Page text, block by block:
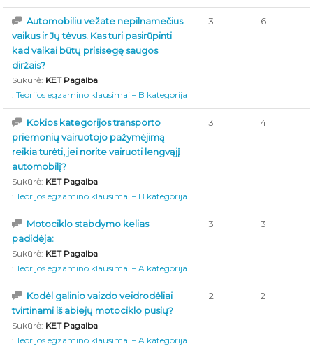
Automobiliu vežate nepilnamečius
vaikus ir Jų tėvus. Kas turi pasirūpinti
kad vaikai būtų prisisegę saugos
diržais?
Sukūrė: KET Pagalba
:Teorijos egzamino klausimai – B kategorija
3 6
Kokios kategorijos transporto
priemonių vairuotojo pažymėjimą
reikia turėti, jei norite vairuoti lengvąjį
automobilį?
Sukūrė: KET Pagalba
:Teorijos egzamino klausimai – B kategorija
3 4
Motociklo stabdymo kelias
padidėja:
Sukūrė: KET Pagalba
:Teorijos egzamino klausimai – A kategorija
3 3
Kodėl galinio vaizdo veidrodėliai
tvirtinami iš abiejų motociklo pusių?
Sukūrė: KET Pagalba
:Teorijos egzamino klausimai – A kategorija
2 2